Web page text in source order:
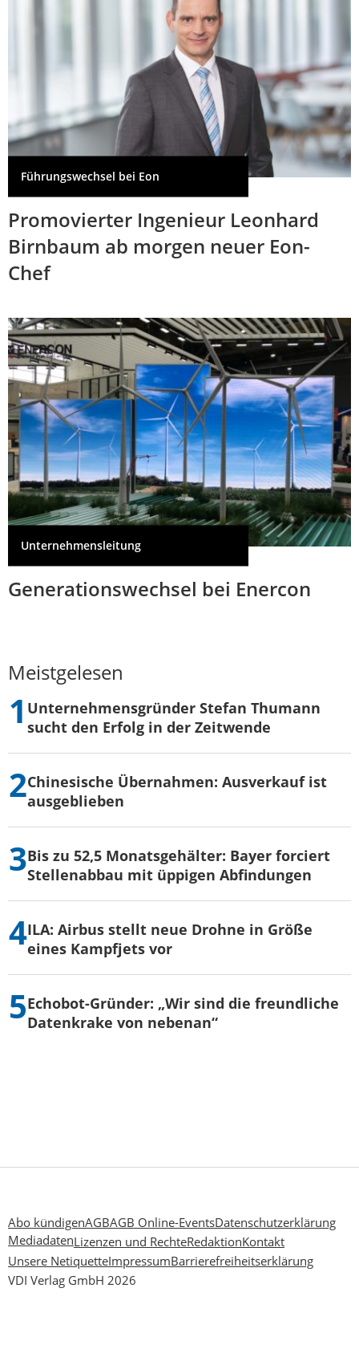
Führungswechsel bei Eon
Promovierter Ingenieur Leonhard
Birnbaum ab morgen neuer Eon-
Chef
Unternehmensleitung
Generationswechsel bei Enercon
Meistgelesen
Unternehmensgründer Stefan Thumann
sucht den Erfolg in der Zeitwende
Chinesische Übernahmen: Ausverkauf ist
ausgeblieben
Bis zu 52,5 Monatsgehälter: Bayer forciert
Stellenabbau mit üppigen Abfindungen
ILA: Airbus stellt neue Drohne in Größe
eines Kampfjets vor
Echobot-Gründer: „Wir sind die freundliche
Datenkrake von nebenan“
Abo kündigenAGBAGB Online-EventsDatenschutzerklärung
MediadatenLizenzen und RechteRedaktionKontakt
Unsere NetiquetteImpressumBarrierefreiheitserklärung
VDI Verlag GmbH 2026